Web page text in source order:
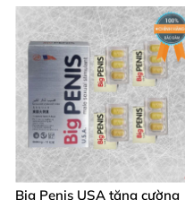
Big Penis USA tăng cường